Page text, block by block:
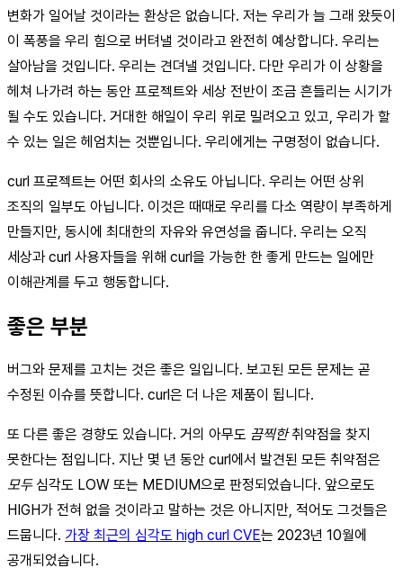
변화가 일어날 것이라는 환상은 없습니다. 저는 우리가 늘 그래 왔듯이
이 폭풍을 우리 힘으로 버텨낼 것이라고 완전히 예상합니다. 우리는
살아남을 것입니다. 우리는 견뎌낼 것입니다. 다만 우리가 이 상황을
헤쳐 나가려 하는 동안 프로젝트와 세상 전반이 조금 흔들리는 시기가
될 수도 있습니다. 거대한 해일이 우리 위로 밀려오고 있고, 우리가 할
수 있는 일은 헤엄치는 것뿐입니다. 우리에게는 구명정이 없습니다.
curl 프로젝트는 어떤 회사의 소유도 아닙니다. 우리는 어떤 상위
조직의 일부도 아닙니다. 이것은 때때로 우리를 다소 역량이 부족하게
만들지만, 동시에 최대한의 자유와 유연성을 줍니다. 우리는 오직
세상과 curl 사용자들을 위해 curl을 가능한 한 좋게 만드는 일에만
이해관계를 두고 행동합니다.
좋은 부분
버그와 문제를 고치는 것은 좋은 일입니다. 보고된 모든 문제는 곧
수정된 이슈를 뜻합니다. curl은 더 나은 제품이 됩니다.
또 다른 좋은 경향도 있습니다. 거의 아무도 끔찍한취약점을 찾지
못한다는 점입니다. 지난 몇 년 동안 curl에서 발견된 모든 취약점은
모두심각도 LOW 또는 MEDIUM으로 판정되었습니다. 앞으로도
HIGH가 전혀 없을 것이라고 말하는 것은 아니지만, 적어도 그것들은
드뭅니다. 가장 최근의 심각도 high curl CVE는 2023년 10월에
공개되었습니다.